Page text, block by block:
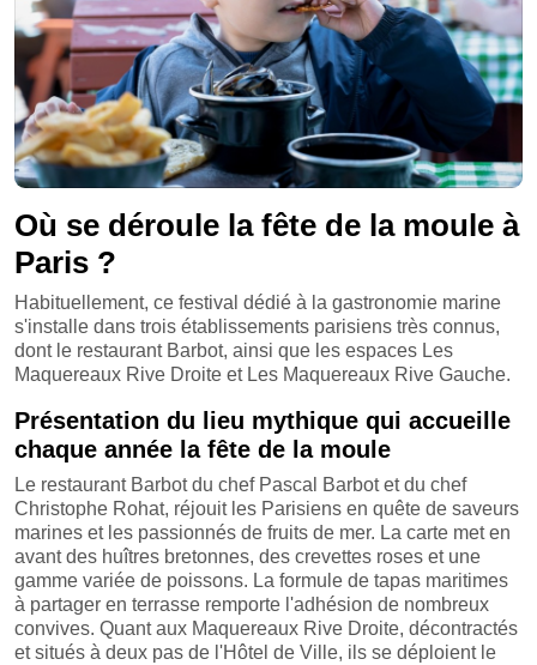
Où se déroule la fête de la moule à
Paris ?
Habituellement, ce festival dédié à la gastronomie marine
s'installe dans trois établissements parisiens très connus,
dont le restaurant Barbot, ainsi que les espaces Les
Maquereaux Rive Droite et Les Maquereaux Rive Gauche.
Présentation du lieu mythique qui accueille
chaque année la fête de la moule
Le restaurant Barbot du chef Pascal Barbot et du chef
Christophe Rohat, réjouit les Parisiens en quête de saveurs
marines et les passionnés de fruits de mer. La carte met en
avant des huîtres bretonnes, des crevettes roses et une
gamme variée de poissons. La formule de tapas maritimes
à partager en terrasse remporte l'adhésion de nombreux
convives. Quant aux Maquereaux Rive Droite, décontractés
et situés à deux pas de l'Hôtel de Ville, ils se déploient le